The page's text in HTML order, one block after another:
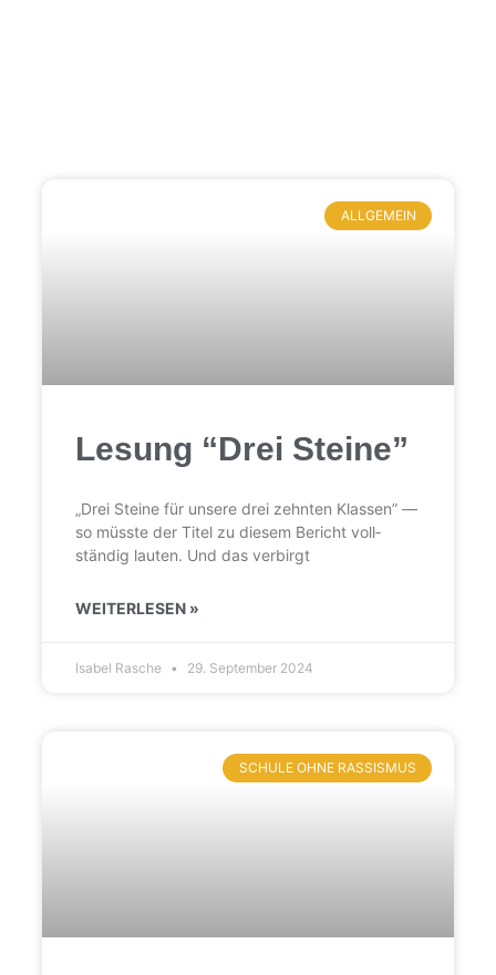
ALLGEMEIN
Lesung “Drei Steine”
„Drei Steine für unsere drei zehnten Klassen” —
so müsste der Titel zu diesem Bericht voll­
ständig lauten. Und das verbirgt
WEITERLESEN »
Isabel Rasche 29. September 2024
SCHULE OHNE RASSISMUS